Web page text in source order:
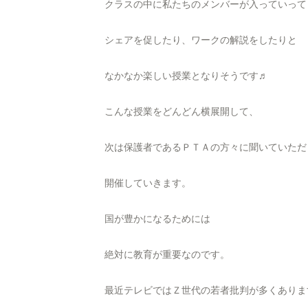
クラスの中に私たちのメンバーが入っていって
シェアを促したり、ワークの解説をしたりと
なかなか楽しい授業となりそうです♬
こんな授業をどんどん横展開して、
次は保護者であるＰＴＡの方々に聞いていた
開催していきます。
国が豊かになるためには
絶対に教育が重要なのです。
最近テレビではＺ世代の若者批判が多くありま